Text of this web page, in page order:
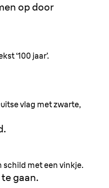
op door
‘100 jaar’.
vlag met zwarte,
schild met een vinkje.
gaan.